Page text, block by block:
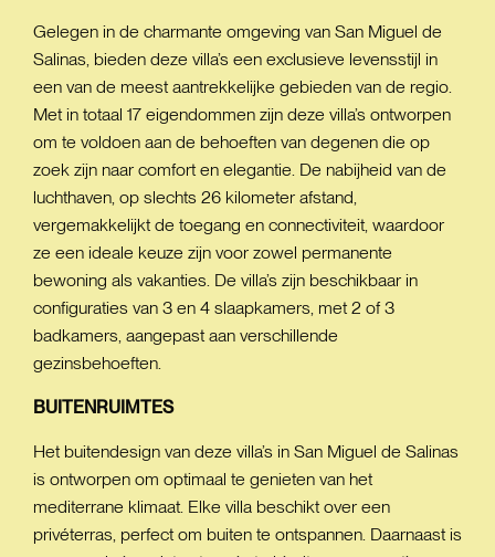
Gelegen in de charmante omgeving van San Miguel de
Salinas, bieden deze villa’s een exclusieve levensstijl in
een van de meest aantrekkelijke gebieden van de regio.
Met in totaal 17 eigendommen zijn deze villa’s ontworpen
om te voldoen aan de behoeften van degenen die op
zoek zijn naar comfort en elegantie. De nabijheid van de
luchthaven, op slechts 26 kilometer afstand,
vergemakkelijkt de toegang en connectiviteit, waardoor
ze een ideale keuze zijn voor zowel permanente
bewoning als vakanties. De villa’s zijn beschikbaar in
configuraties van 3 en 4 slaapkamers, met 2 of 3
badkamers, aangepast aan verschillende
gezinsbehoeften.
BUITENRUIMTES
Het buitendesign van deze villa’s in San Miguel de Salinas
is ontworpen om optimaal te genieten van het
mediterrane klimaat. Elke villa beschikt over een
privéterras, perfect om buiten te ontspannen. Daarnaast is